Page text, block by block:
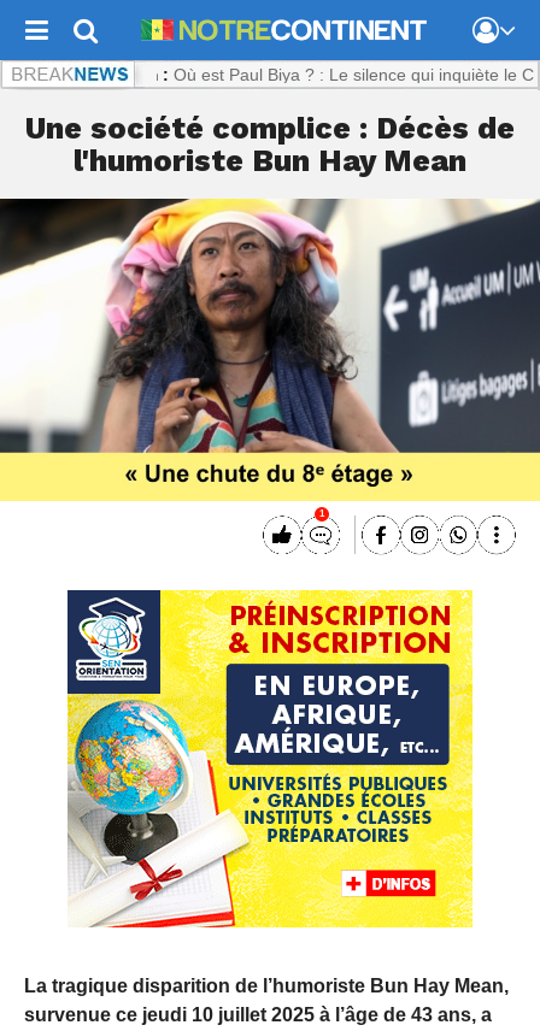
: Où est Paul Biya ? : Le silence qui inquiète le
Une société complice : Décès de
l'humoriste Bun Hay Mean
1
La tragique disparition de l’humoriste Bun Hay Mean,
survenue ce jeudi 10 juillet 2025 à l’âge de 43 ans, a